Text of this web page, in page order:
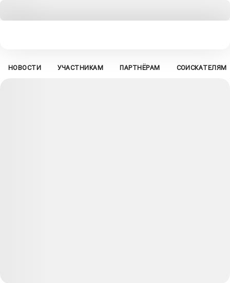
НОВОСТИ УЧАСТНИКАМ ПАРТНЁРАМ СОИСКАТЕЛЯМ